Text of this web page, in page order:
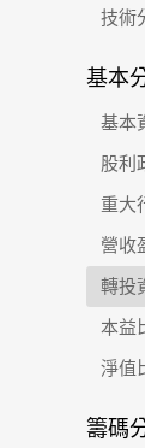
技術
基本
基本
股利
重大
營收
轉投
本益
淨值
籌碼